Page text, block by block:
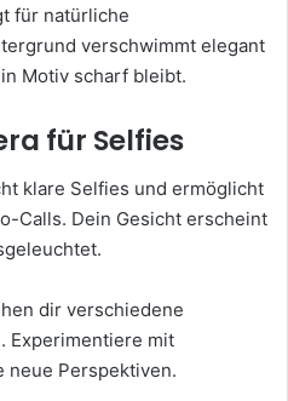
für natürliche
verschwimmt elegant
Motiv scharf bleibt.
für Selfies
klare Selfies und ermöglicht
Calls. Dein Gesicht erscheint
dir verschiedene
Experimentiere mit
neue Perspektiven.